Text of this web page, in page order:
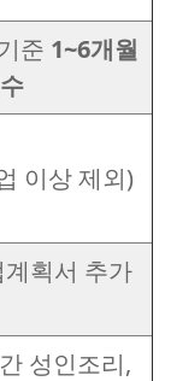
준 1~6개월
이상 제외)
획서 추가
성인조리,